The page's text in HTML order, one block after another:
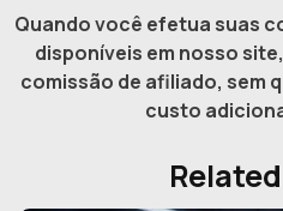
Quando você efetua suas
disponíveis em nosso
comissão de afiliado, sem
custo